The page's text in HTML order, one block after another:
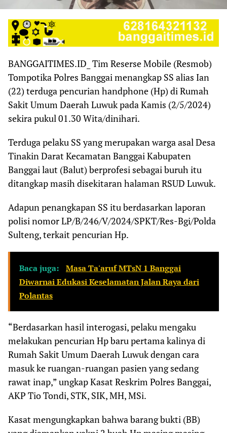
BANGGAITIMES.ID_ Tim Reserse Mobile (Resmob)
Tompotika Polres Banggai menangkap SS alias Ian
(22) terduga pencurian handphone (Hp) di Rumah
Sakit Umum Daerah Luwuk pada Kamis (2/5/2024)
sekira pukul 01.30 Wita/dinihari.
Terduga pelaku SS yang merupakan warga asal Desa
Tinakin Darat Kecamatan Banggai Kabupaten
Banggai laut (Balut) berprofesi sebagai buruh itu
ditangkap masih disekitaran halaman RSUD Luwuk.
Adapun penangkapan SS itu berdasarkan laporan
polisi nomor LP/B/246/V/2024/SPKT/Res-Bgi/Polda
Sulteng, terkait pencurian Hp.
Baca juga:
Masa Ta'aruf MTsN 1 Banggai
Diwarnai Edukasi Keselamatan Jalan Raya dari
Polantas
“Berdasarkan hasil interogasi, pelaku mengaku
melakukan pencurian Hp baru pertama kalinya di
Rumah Sakit Umum Daerah Luwuk dengan cara
masuk ke ruangan-ruangan pasien yang sedang
rawat inap,” ungkap Kasat Reskrim Polres Banggai,
AKP Tio Tondi, STK, SIK, MH, MSi.
Kasat mengungkapkan bahwa barang bukti (BB)